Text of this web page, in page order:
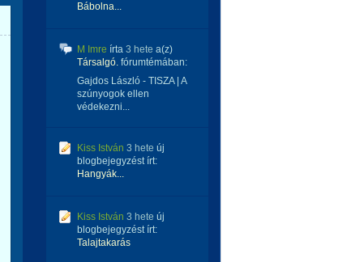
Bábolna...
M Imre írta 3 hete a(z)
Társalgó. fórumtémában:
Gajdos László - TISZA | A
szúnyogok ellen
védekezni...
Kiss István 3 hete új
blogbejegyzést írt:
Hangyák...
Kiss István 3 hete új
blogbejegyzést írt:
Talajtakarás